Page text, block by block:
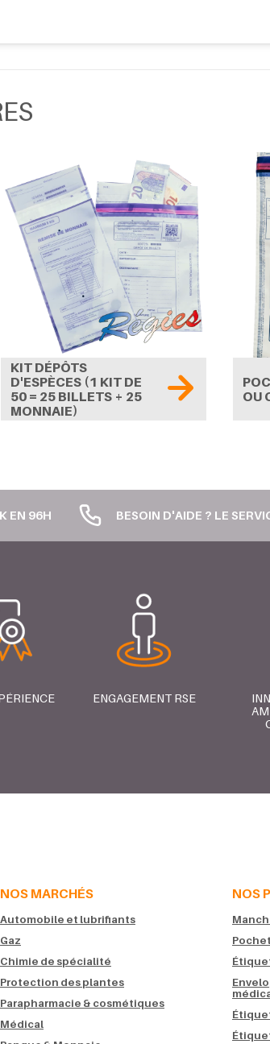
KIT DÉPÔTS
D'ESPÈCES (1 KIT DE
50 = 25 BILLETS + 25
MONNAIE)
OU
EN 96H BESOIN D'AIDE ? LE
ENGAGEMENT RSE
NOS MARCHÉS
Automobile et lubrifiants
Gaz
Chimie de spécialité
Protection des plantes
Parapharmacie & cosmétiques
Médical
NOS